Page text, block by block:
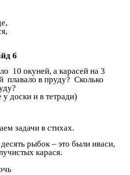
6
10 окуней, а карасей на 3
плавало в пруду? Сколько
доски и в тетради)
задачи в стихах.
рыбок – это были иваси,
карася.